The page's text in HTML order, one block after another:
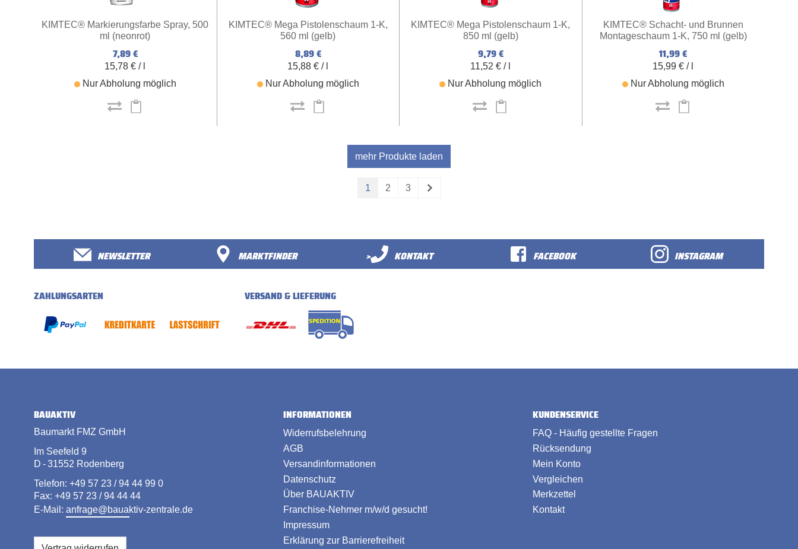
KIMTEC® Markierungsfarbe Spray, 500
ml (neonrot)
7,89 €
15,78 € / l
Nur Abholung möglich
KIMTEC® Mega Pistolenschaum 1-K,
560 ml (gelb)
8,89 €
15,88 € / l
Nur Abholung möglich
KIMTEC® Mega Pistolenschaum 1-K,
850 ml (gelb)
9,79 €
11,52 € / l
Nur Abholung möglich
KIMTEC® Schacht- und Brunnen
Montageschaum 1-K, 750 ml (gelb)
11,99 €
15,99 € / l
Nur Abholung möglich
mehr Produkte laden
1 2 3
NEWSLETTER MARKTFINDER > KONTAKT FACEBOOK INSTAGRAM
ZAHLUNGSARTEN VERSAND & LIEFERUNG
BAUAKTIV
Baumarkt FMZ GmbH
Im Seefeld 9
D - 31552 Rodenberg
Telefon: +49 57 23 / 94 44 99 0
Fax: +49 57 23 / 94 44 44
E-Mail: anfrage@bauaktiv-zentrale.de
INFORMATIONEN
Widerrufsbelehrung
AGB
Versandinformationen
Datenschutz
Über BAUAKTIV
Franchise-Nehmer m/w/d gesucht!
Impressum
Erklärung zur Barrierefreiheit
KUNDENSERVICE
FAQ - Häufig gestellte Fragen
Rücksendung
Mein Konto
Vergleichen
Merkzettel
Kontakt